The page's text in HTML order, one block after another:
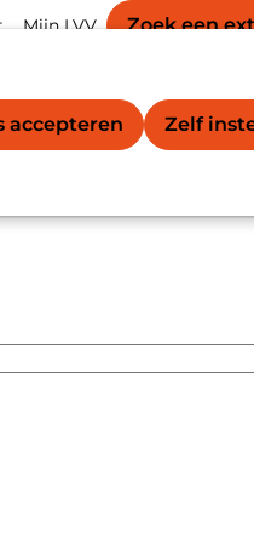
accepteren Zelf
Account
Mijn LVV
Secondary
Zoek een